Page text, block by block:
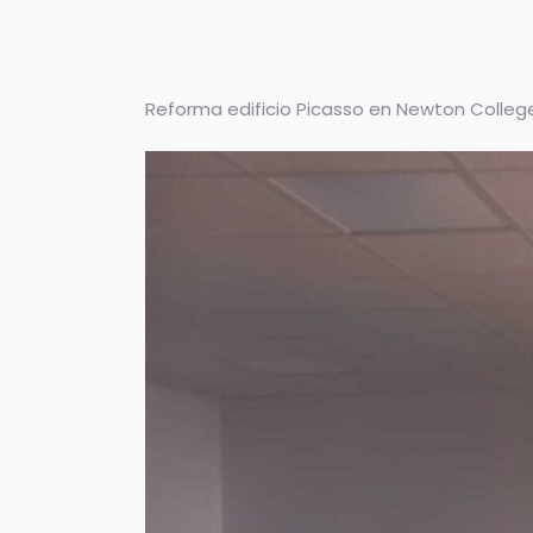
Reforma edificio Picasso en Newton